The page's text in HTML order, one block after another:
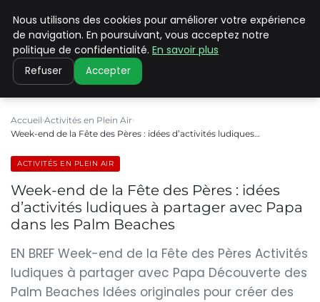
PILAT PATRIMOINES
Accueil Activités en Plein Air
Week-end de la Fête des Pères : idées d’activités ludiques…
ACTIVITÉS EN PLEIN AIR
Week-end de la Fête des Pères : idées
d’activités ludiques à partager avec Papa
dans les Palm Beaches
EN BREF Week-end de la Fête des Pères Activités
ludiques à partager avec Papa Découverte des
Palm Beaches Idées originales pour créer des
Nous utilisons des cookies pour améliorer votre expérience
de navigation. En poursuivant, vous acceptez notre
politique de confidentialité. En savoir plus
Refuser Accepter